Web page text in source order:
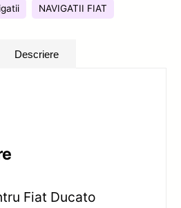
NAVIGATII FIAT
Descriere
Fiat Ducato